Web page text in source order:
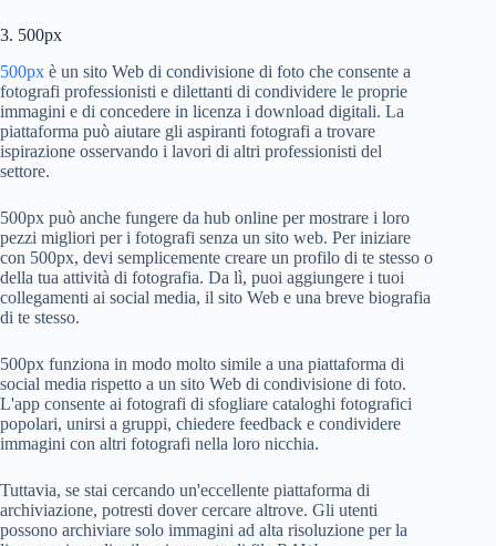
3. 500px
500px è un sito Web di condivisione di foto che consente a
fotografi professionisti e dilettanti di condividere le proprie
immagini e di concedere in licenza i download digitali. La
piattaforma può aiutare gli aspiranti fotografi a trovare
ispirazione osservando i lavori di altri professionisti del
settore.
500px può anche fungere da hub online per mostrare i loro
pezzi migliori per i fotografi senza un sito web. Per iniziare
con 500px, devi semplicemente creare un profilo di te stesso o
della tua attività di fotografia. Da lì, puoi aggiungere i tuoi
collegamenti ai social media, il sito Web e una breve biografia
di te stesso.
500px funziona in modo molto simile a una piattaforma di
social media rispetto a un sito Web di condivisione di foto.
L'app consente ai fotografi di sfogliare cataloghi fotografici
popolari, unirsi a gruppi, chiedere feedback e condividere
immagini con altri fotografi nella loro nicchia.
Tuttavia, se stai cercando un'eccellente piattaforma di
archiviazione, potresti dover cercare altrove. Gli utenti
possono archiviare solo immagini ad alta risoluzione per la